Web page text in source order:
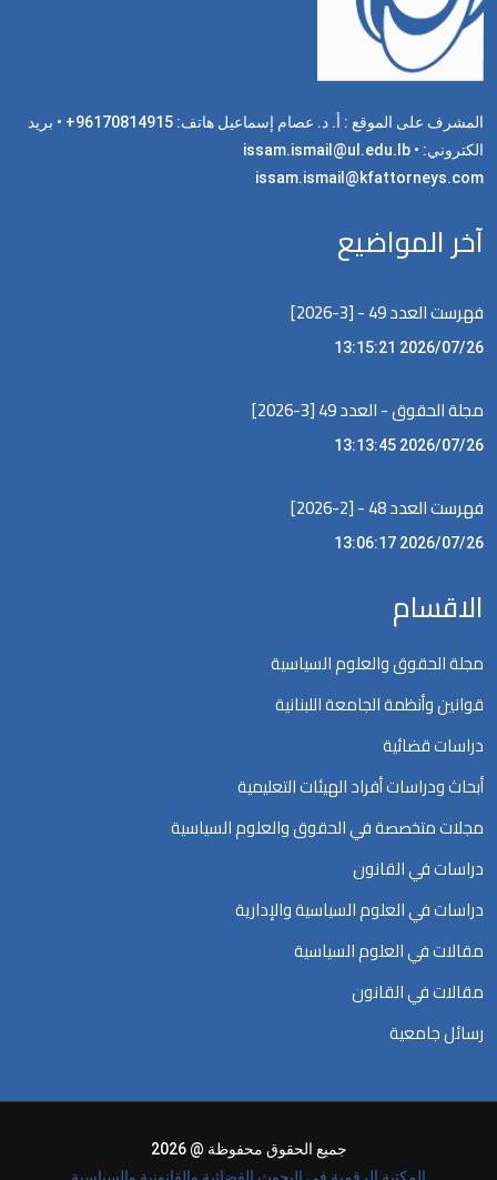
المشرف على الموقع : أ. د. عصام إسماعيل هاتف: 96170814915+ • بريد
الكتروني: issam.ismail@ul.edu.lb •
issam.ismail@kfattorneys.com
آخر المواضيع
فهرست العدد 49 - [3-2026]
2026/07/26 13:15:21
مجلة الحقوق - العدد 49 [3-2026]
2026/07/26 13:13:45
فهرست العدد 48 - [2-2026]
2026/07/26 13:06:17
الاقسام
مجلة الحقوق والعلوم السياسية
قوانين وأنظمة الجامعة اللبنانية
دراسات قضائية
أبحاث ودراسات أفراد الهيئات التعليمية
مجلات متخصصة في الحقوق والعلوم السياسية
دراسات في القانون
دراسات في العلوم السياسية والإدارية
مقالات في العلوم السياسية
مقالات في القانون
رسائل جامعية
جميع الحقوق محفوظة @ 2026